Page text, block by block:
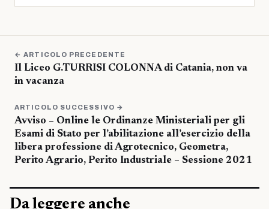
← ARTICOLO PRECEDENTE
Il Liceo G.TURRISI COLONNA di Catania, non va
in vacanza
ARTICOLO SUCCESSIVO →
Avviso – Online le Ordinanze Ministeriali per gli
Esami di Stato per l’abilitazione all’esercizio della
libera professione di Agrotecnico, Geometra,
Perito Agrario, Perito Industriale – Sessione 2021
Da leggere anche